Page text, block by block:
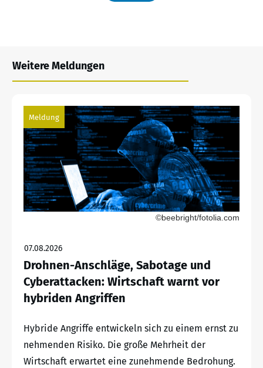
Weitere Meldungen
Meldung
©beebright/fotolia.com
07.08.2026
Drohnen-Anschläge, Sabotage und
Cyberattacken: Wirtschaft warnt vor
hybriden Angriffen
Hybride Angriffe entwickeln sich zu einem ernst zu
nehmenden Risiko. Die große Mehrheit der
Wirtschaft erwartet eine zunehmende Bedrohung.